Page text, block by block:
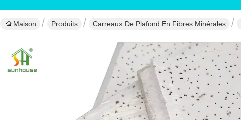
Maison Produits Carreaux De Plafond En Fibres Minérales